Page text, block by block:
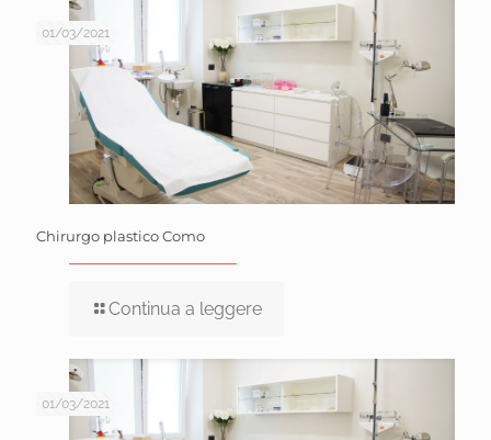
01/03/2021
Chirurgo plastico Como
Continua a leggere
01/03/2021